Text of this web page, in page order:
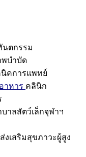
นตกรรม
บำบัด
คการแพทย์
าหาร คลินิก
บาลสัตว์เล็กจุฬาฯ
งเสริมสุขภาวะผู้สูง